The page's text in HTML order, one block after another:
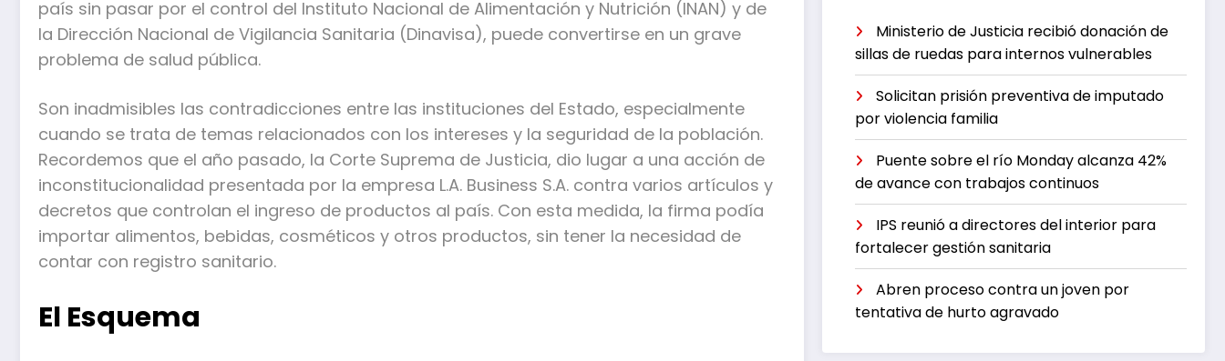
país sin pasar por el control del Instituto Nacional de Alimentación y Nutrición (INAN) y de
la Dirección Nacional de Vigilancia Sanitaria (Dinavisa), puede convertirse en un grave
problema de salud pública.
Son inadmisibles las contradicciones entre las instituciones del Estado, especialmente
cuando se trata de temas relacionados con los intereses y la seguridad de la población.
Recordemos que el año pasado, la Corte Suprema de Justicia, dio lugar a una acción de
inconstitucionalidad presentada por la empresa L.A. Business S.A. contra varios artículos y
decretos que controlan el ingreso de productos al país. Con esta medida, la firma podía
importar alimentos, bebidas, cosméticos y otros productos, sin tener la necesidad de
contar con registro sanitario.
El Esquema
Ministerio de Justicia recibió donación de
sillas de ruedas para internos vulnerables
Solicitan prisión preventiva de imputado
por violencia familia
Puente sobre el río Monday alcanza 42%
de avance con trabajos continuos
IPS reunió a directores del interior para
fortalecer gestión sanitaria
Abren proceso contra un joven por
tentativa de hurto agravado